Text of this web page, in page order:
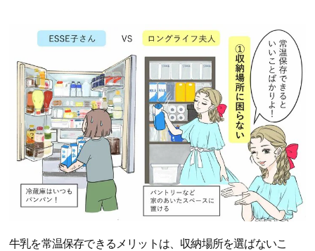
牛乳を常温保存できるメリットは、収納場所を選ばないこ